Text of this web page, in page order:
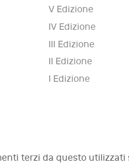
V Edizione
IV Edizione
III Edizione
II Edizione
I Edizione
terzi da questo